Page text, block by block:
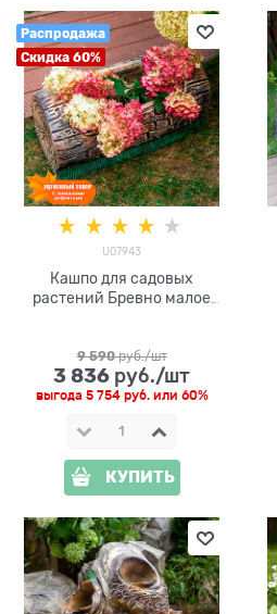
Распродажа
Скидка 60%
U07943
Кашпо для садовых
растений Бревно малое
9 590 руб./шт
3 836 руб./шт
выгода 5 754 руб.или 60%
КУПИТЬ